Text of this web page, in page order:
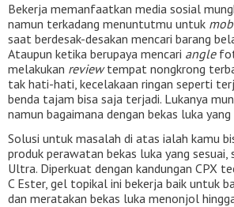
Bekerja memanfaatkan media sosial
namun terkadang menuntutmu untuk
saat berdesak-desakan mencari barang
Ataupun ketika berupaya mencari angle
melakukan reviewtempat nongkrong
tak hati-hati, kecelakaan ringan seperti
benda tajam bisa saja terjadi. Lukanya
namun bagaimana dengan bekas luka yang
Solusi untuk masalah di atas ialah kamu
produk perawatan bekas luka yang
Ultra. Diperkuat dengan kandungan CPX
C Ester, gel topikal ini bekerja baik untuk
dan meratakan bekas luka menonjol